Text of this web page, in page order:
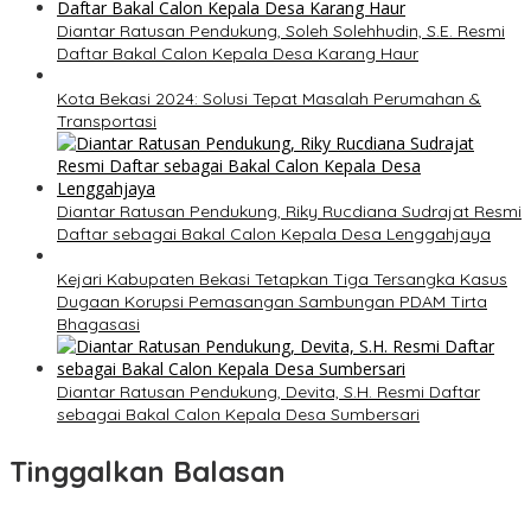
Diantar Ratusan Pendukung, Soleh Solehhudin, S.E. Resmi
Daftar Bakal Calon Kepala Desa Karang Haur
Kota Bekasi 2024: Solusi Tepat Masalah Perumahan &
Transportasi
Diantar Ratusan Pendukung, Riky Rucdiana Sudrajat Resmi
Daftar sebagai Bakal Calon Kepala Desa Lenggahjaya
Kejari Kabupaten Bekasi Tetapkan Tiga Tersangka Kasus
Dugaan Korupsi Pemasangan Sambungan PDAM Tirta
Bhagasasi
Diantar Ratusan Pendukung, Devita, S.H. Resmi Daftar
sebagai Bakal Calon Kepala Desa Sumbersari
Tinggalkan Balasan